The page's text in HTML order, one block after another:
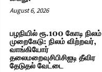
August 6, 2026
பழநியில் ரூ.100 கோடி நிலம்
முறைகேடு: நிலம் விற்றவர்,
வாங்கியோர்
தலைமறைவுசிபிசிஐடி தீவிர
தேடுதல் வேட்டை